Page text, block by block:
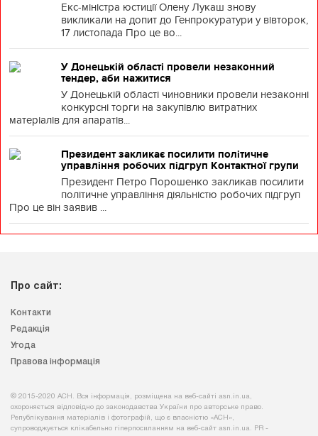
Екс-міністра юстиції Олену Лукаш знову
викликали на допит до Генпрокуратури у вівторок,
17 листопада Про це во...
У Донецькій області провели незаконний
тендер, аби нажитися
У Донецькій області чиновники провели незаконні
конкурсні торги на закупівлю витратних
матеріалів для апаратів...
Президент закликає посилити політичне
управління робочих підгруп Контактної групи
Президент Петро Порошенко закликав посилити
політичне управління діяльністю робочих підгруп
Про це він заявив ...
Про сайт:
Контакти
Редакція
Угода
Правова інформація
© 2015-2020 АСН. Вся інформація, розміщена на веб-сайті asn.in.ua,
охороняється відповідно до законодавства України про авторське право.
Републікування матеріалів і фотографій, що є власністю «АСН»,
супроводжується клікабельно гіперпосиланням на веб-сайт asn.іn.ua. PR -